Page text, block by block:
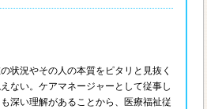
状況やその人の本質をピタリと見抜く
ない。ケアマネージャーとして従事し
深い理解があることから、医療福祉従